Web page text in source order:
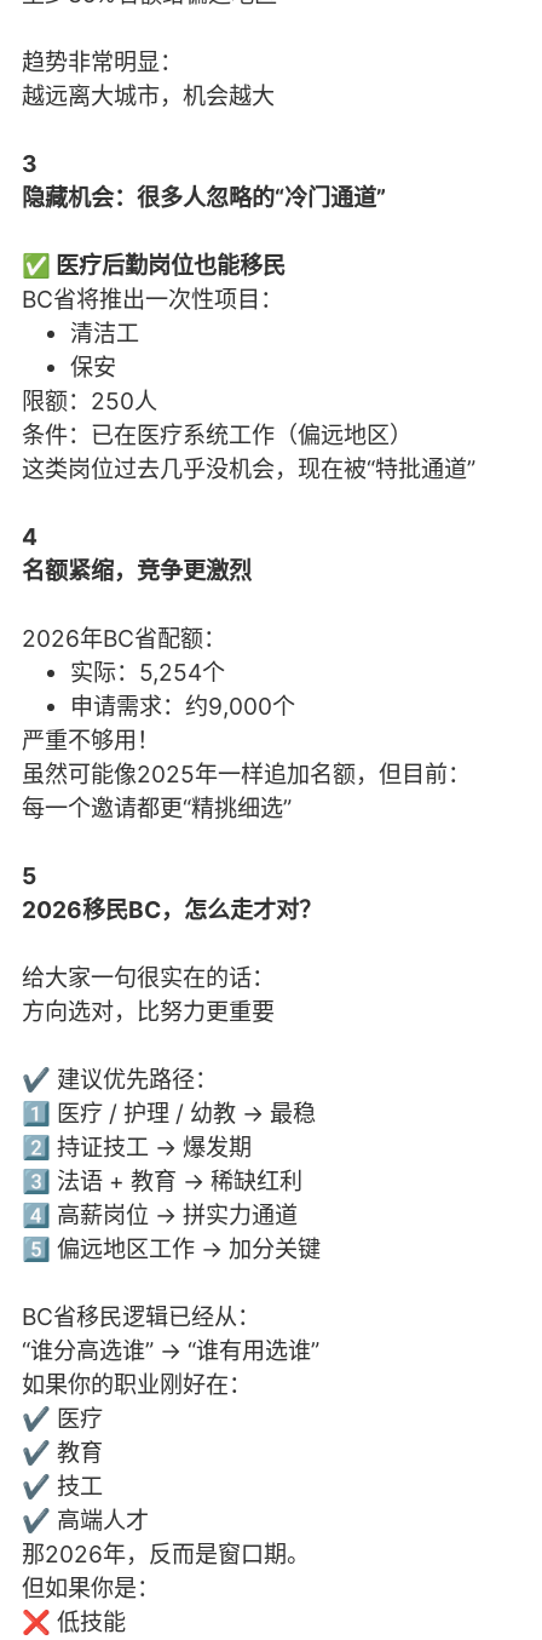
趋势非常明显：
越远离大城市，机会越大
3
隐藏机会：很多人忽略的“冷门通道”
✅ 医疗后勤岗位也能移民
BC省将推出一次性项目：
清洁工
保安
限额：250人
条件：已在医疗系统工作（偏远地区）
这类岗位过去几乎没机会，现在被“特批通道”
4
名额紧缩，竞争更激烈
2026年BC省配额：
实际：5,254个
申请需求：约9,000个
严重不够用！
虽然可能像2025年一样追加名额，但目前：
每一个邀请都更“精挑细选”
5
2026移民BC，怎么走才对？
给大家一句很实在的话：
方向选对，比努力更重要
✔ 建议优先路径：
1️⃣ 医疗 / 护理 / 幼教 → 最稳
2️⃣ 持证技工 → 爆发期
3️⃣ 法语 + 教育 → 稀缺红利
4️⃣ 高薪岗位 → 拼实力通道
5️⃣ 偏远地区工作 → 加分关键
BC省移民逻辑已经从：
“谁分高选谁” → “谁有用选谁”
如果你的职业刚好在：
✔ 医疗
✔ 教育
✔ 技工
✔ 高端人才
那2026年，反而是窗口期。
但如果你是：
❌ 低技能